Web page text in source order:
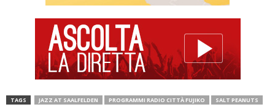
TAGS JAZZ AT SAALFELDEN PROGRAMMI RADIO CITTÀ FUJIKO SALT PEANUTS